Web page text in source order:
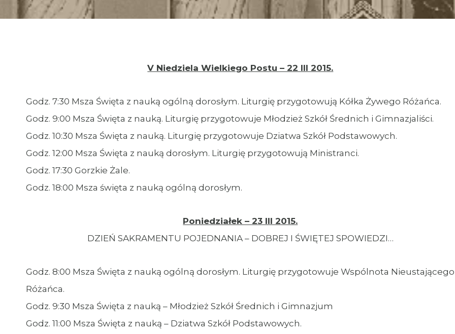
V Niedziela Wielkiego Postu – 22 III 2015.
Godz. 7:30 Msza Święta z nauką ogólną dorosłym. Liturgię przygotowują Kółka Żywego Różańca.
Godz. 9:00 Msza Święta z nauką. Liturgię przygotowuje Młodzież Szkół Średnich i Gimnazjaliści.
Godz. 10:30 Msza Święta z nauką. Liturgię przygotowuje Dziatwa Szkół Podstawowych.
Godz. 12:00 Msza Święta z nauką dorosłym. Liturgię przygotowują Ministranci.
Godz. 17:30 Gorzkie Żale.
Godz. 18:00 Msza święta z nauką ogólną dorosłym.
Poniedziałek – 23 III 2015.
DZIEŃ SAKRAMENTU POJEDNANIA – DOBREJ I ŚWIĘTEJ SPOWIEDZI…
Godz. 8:00 Msza Święta z nauką ogólną dorosłym. Liturgię przygotowuje Wspólnota Nieustającego
Różańca.
Godz. 9:30 Msza Święta z nauką – Młodzież Szkół Średnich i Gimnazjum
Godz. 11:00 Msza Święta z nauką – Dziatwa Szkół Podstawowych.